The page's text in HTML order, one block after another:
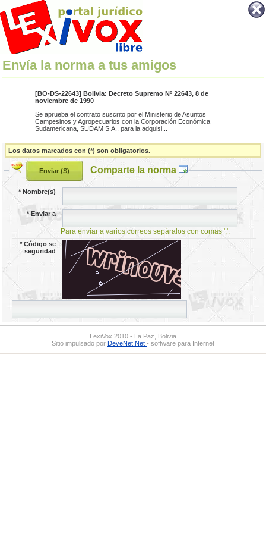
Envía la norma a tus amigos
[BO-DS-22643] Bolivia: Decreto Supremo Nº 22643, 8 de
noviembre de 1990
Se aprueba el contrato suscrito por el Ministerio de Asuntos
Campesinos y Agropecuarios con la Corporación Económica
Sudamericana, SUDAM S.A., para la adquisi...
Los datos marcados con (*) son obligatorios.
Comparte la norma
*Nombre(s)
*Enviar a
Para enviar a varios correos sepáralos con comas ','.
*Código se
seguridad
LexiVox 2010 - La Paz, Bolivia
Sitio impulsado por DeveNet.Net - software para Internet